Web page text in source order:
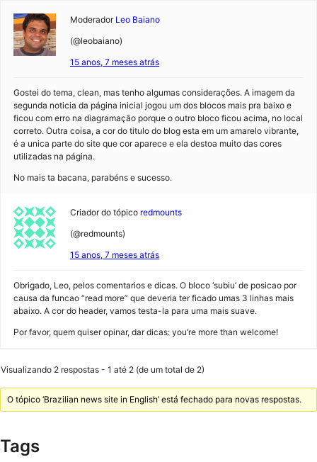
Moderador Leo Baiano
(@leobaiano)
15 anos, 7 meses atrás
Gostei do tema, clean, mas tenho algumas considerações. A imagem da
segunda noticia da página inicial jogou um dos blocos mais pra baixo e
ficou com erro na diagramação porque o outro bloco ficou acima, no local
correto. Outra coisa, a cor do titulo do blog esta em um amarelo vibrante,
é a unica parte do site que cor aparece e ela destoa muito das cores
utilizadas na página.
No mais ta bacana, parabéns e sucesso.
Criador do tópico redmounts
(@redmounts)
15 anos, 7 meses atrás
Obrigado, Leo, pelos comentarios e dicas. O bloco ‘subiu’ de posicao por
causa da funcao “read more” que deveria ter ficado umas 3 linhas mais
abaixo. A cor do header, vamos testa-la para uma mais suave.
Por favor, quem quiser opinar, dar dicas: you’re more than welcome!
Visualizando 2 respostas - 1 até 2 (de um total de 2)
O tópico ‘Brazilian news site in English’ está fechado para novas respostas.
Tags